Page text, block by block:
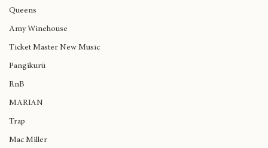
NewYork
Queens
Amy Winehouse
Ticket Master New Music
Pangikurü
RnB
MARIAN
Trap